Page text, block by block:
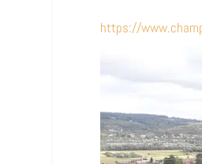
https://